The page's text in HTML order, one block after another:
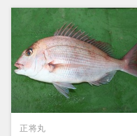
正将丸